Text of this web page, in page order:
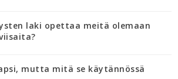
laki opettaa meitä olemaan
mutta mitä se käytännössä